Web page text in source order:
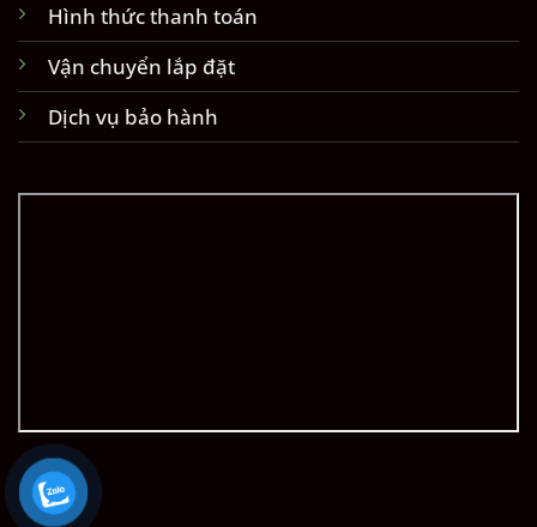
Hình thức thanh toán
Vận chuyển lắp đặt
Dịch vụ bảo hành